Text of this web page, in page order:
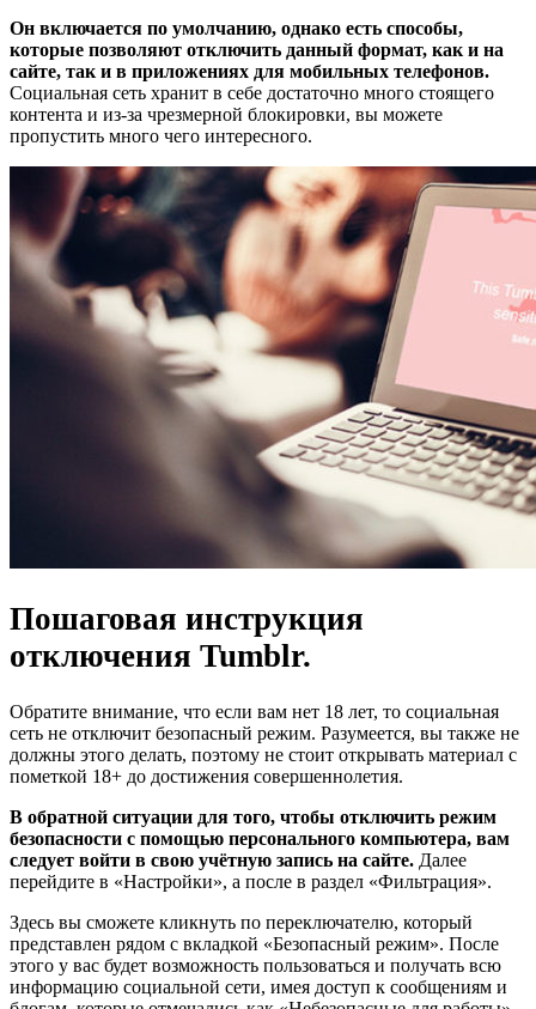
Он включается по умолчанию, однако есть способы,
которые позволяют отключить данный формат, как и на
сайте, так и в приложениях для мобильных телефонов.
Социальная сеть хранит в себе достаточно много стоящего
контента и из-за чрезмерной блокировки, вы можете
пропустить много чего интересного.
Пошаговая инструкция
отключения Tumblr.
Обратите внимание, что если вам нет 18 лет, то социальная
сеть не отключит безопасный режим. Разумеется, вы также не
должны этого делать, поэтому не стоит открывать материал с
пометкой 18+ до достижения совершеннолетия.
В обратной ситуации для того, чтобы отключить режим
безопасности с помощью персонального компьютера, вам
следует войти в свою учётную запись на сайте. Далее
перейдите в «Настройки», а после в раздел «Фильтрация».
Здесь вы сможете кликнуть по переключателю, который
представлен рядом с вкладкой «Безопасный режим». После
этого у вас будет возможность пользоваться и получать всю
информацию социальной сети, имея доступ к сообщениям и